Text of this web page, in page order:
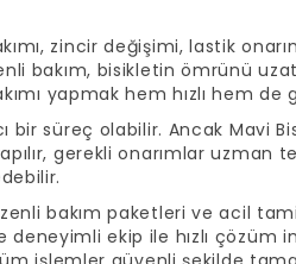
zincir değişimi, lastik
bakım, bisikletin ömrünü
yapmak hem hızlı hem de
bir süreç olabilir. Ancak Mavi
gerekli onarımlar uzman
bakım paketleri ve acil
ekip ile hızlı çözüm